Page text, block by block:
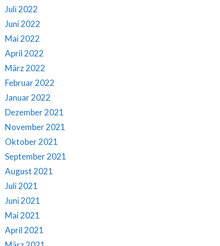
Juli 2022
Juni 2022
Mai 2022
April 2022
März 2022
Februar 2022
Januar 2022
Dezember 2021
November 2021
Oktober 2021
September 2021
August 2021
Juli 2021
Juni 2021
Mai 2021
April 2021